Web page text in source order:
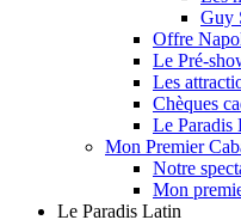
Guy
Offre
Le Pré-
Les
Chèques
Le Paradis
Mon Premier
Notre
Mon
Le Paradis Latin